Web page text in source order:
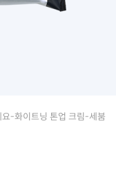
-화이트닝 톤업 크림-세붐